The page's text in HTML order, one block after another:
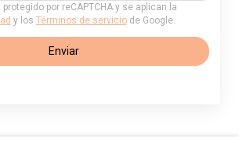
por reCAPTCHA y se aplican la
y los Términos de serviciode Google.
Enviar